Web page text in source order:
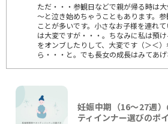
ただ・・・参観日などで親が帰る時は
～と泣き始めちゃうこともあります。
ことが多いです。小さなお子様を連れ
は大変ですが・・・。ちなみに私は預
をオンブしたりして、大変です（＞＜
ら・・・と。でも長女の成長はみてあげ
妊娠中期（16〜27週
ティインナー選びのポ